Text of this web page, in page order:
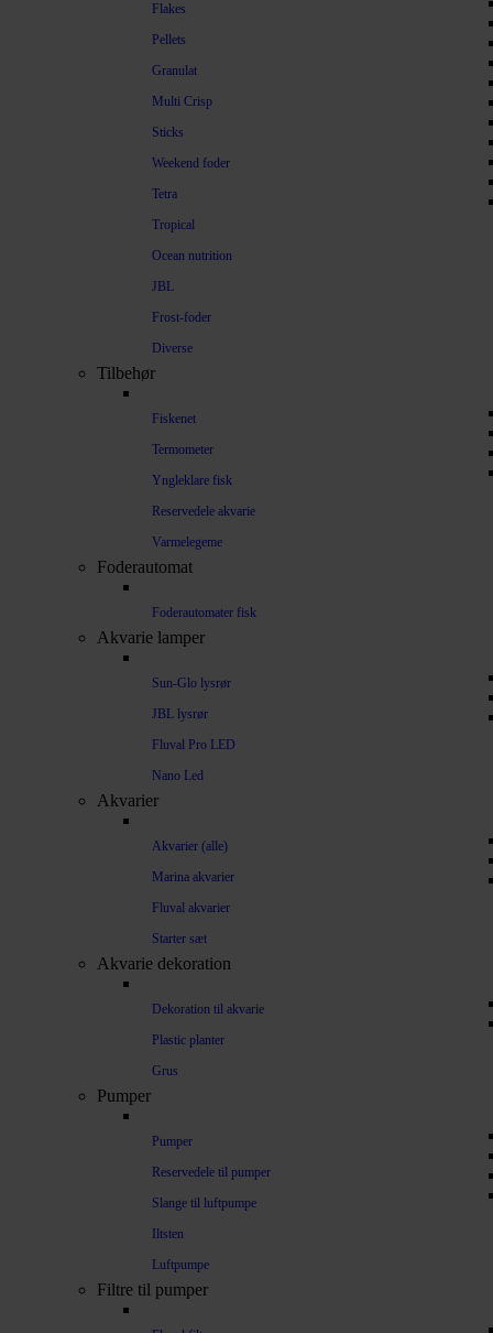
Flakes
Pellets
Granulat
Multi Crisp
Sticks
Weekend foder
Tetra
Tropical
Ocean nutrition
JBL
Frost-foder
Diverse
Tilbehør
Fiskenet
Termometer
Yngleklare fisk
Reservedele akvarie
Varmelegeme
Foderautomat
Foderautomater fisk
Akvarie lamper
Sun-Glo lysrør
JBL lysrør
Fluval Pro LED
Nano Led
Akvarier
Akvarier (alle)
Marina akvarier
Fluval akvarier
Starter sæt
Akvarie dekoration
Dekoration til akvarie
Plastic planter
Grus
Pumper
Pumper
Reservedele til pumper
Slange til luftpumpe
Iltsten
Luftpumpe
Filtre til pumper